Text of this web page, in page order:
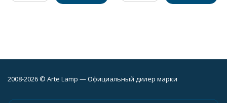
2008-2026 © Arte Lamp — Официальный дилер марки